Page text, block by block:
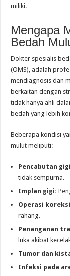
miliki.
Mengapa
Bedah
Dokter spesialis
(OMS), adalah
mendiagnosis dan
berkaitan dengan
tidak hanya ahli
bedah yang lebih
Beberapa kondisi
mulut meliputi:
Pencabutan
tidak sempurna.
Implan gigi:
Operasi
rahang.
Penanganan
luka akibat
Tumor dan
Infeksi pada